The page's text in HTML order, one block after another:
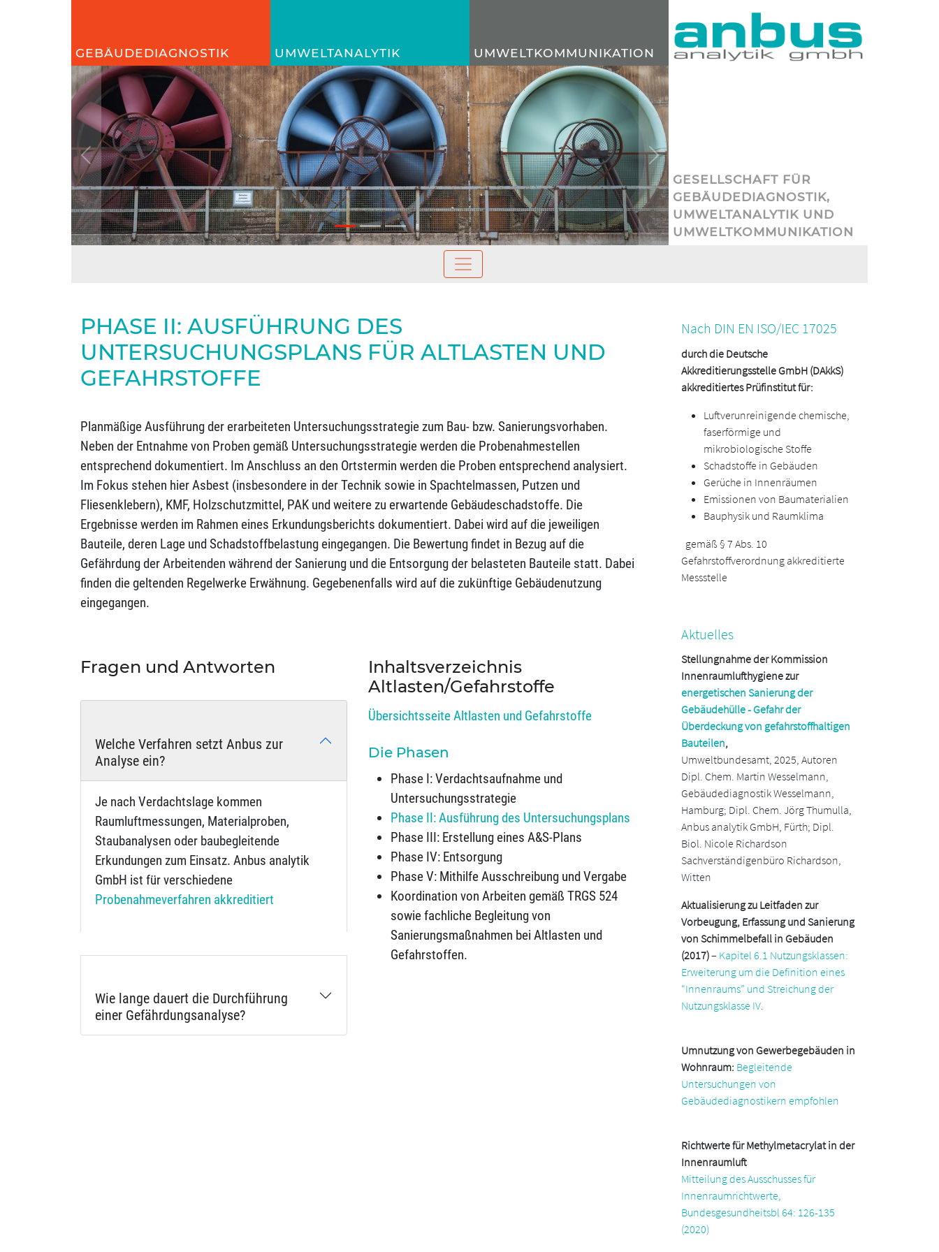
GEBÄUDEDIAGNOSTIK UMWELTANALYTIK UMWELTKOMMUNIKATION
Previous Next
GESELLSCHAFT FÜR
GEBÄUDEDIAGNOSTIK,
UMWELTANALYTIK UND
UMWELTKOMMUNIKATION
PHASE II: AUSFÜHRUNG DES
UNTERSUCHUNGSPLANS FÜR ALTLASTEN UND
GEFAHRSTOFFE
Planmäßige Ausführung der erarbeiteten Untersuchungsstrategie zum Bau- bzw. Sanierungsvorhaben.
Neben der Entnahme von Proben gemäß Untersuchungsstrategie werden die Probenahmestellen
entsprechend dokumentiert. Im Anschluss an den Ortstermin werden die Proben entsprechend analysiert.
Im Fokus stehen hier Asbest (insbesondere in der Technik sowie in Spachtelmassen, Putzen und
Fliesenklebern), KMF, Holzschutzmittel, PAK und weitere zu erwartende Gebäudeschadstoffe. Die
Ergebnisse werden im Rahmen eines Erkundungsberichts dokumentiert. Dabei wird auf die jeweiligen
Bauteile, deren Lage und Schadstoffbelastung eingegangen. Die Bewertung findet in Bezug auf die
Gefährdung der Arbeitenden während der Sanierung und die Entsorgung der belasteten Bauteile statt. Dabei
finden die geltenden Regelwerke Erwähnung. Gegebenenfalls wird auf die zukünftige Gebäudenutzung
eingegangen.
Fragen und Antworten
Welche Verfahren setzt Anbus zur
Analyse ein?
Je nach Verdachtslage kommen
Raumluftmessungen, Materialproben,
Staubanalysen oder baubegleitende
Erkundungen zum Einsatz. Anbus analytik
GmbH ist für verschiedene
Probenahmeverfahren akkreditiert
Wie lange dauert die Durchführung
einer Gefährdungsanalyse?
Inhaltsverzeichnis
Altlasten/Gefahrstoffe
Übersichtsseite Altlasten und Gefahrstoffe
Die Phasen
Phase I: Verdachtsaufnahme und
Untersuchungsstrategie
Phase II: Ausführung des Untersuchungsplans
Phase III: Erstellung eines A&S-Plans
Phase IV: Entsorgung
Phase V: Mithilfe Ausschreibung und Vergabe
Koordination von Arbeiten gemäß TRGS 524
sowie fachliche Begleitung von
Sanierungsmaßnahmen bei Altlasten und
Gefahrstoffen.
Nach DIN EN ISO/IEC 17025
durch die Deutsche
Akkreditierungsstelle GmbH (DAkkS)
akkreditiertes Prüfinstitut für:
L uftverunreinigende chemische,
faserförmige und
mikrobiologische Stoffe
Schadstoffe in Gebäuden
Gerüche in Innenräumen
Emissionen von Baumaterialien
Bauphysik und Raumklima
gemäß § 7 Abs. 10
Gefahrstoffverordnung akkreditierte
Messstelle
Aktuelles
Stellungnahme der Kommission
Innenraumlufthygiene zur
energetischen Sanierung der
Gebäudehülle - Gefahr der
Überdeckung von gefahrstoffhaltigen
Bauteilen,
Umweltbundesamt, 2025, Autoren
Dipl. Chem. Martin Wesselmann,
Gebäudediagnostik Wesselmann,
Hamburg; Dipl. Chem. Jörg Thumulla,
Anbus analytik GmbH, Fürth; Dipl.
Biol. Nicole Richardson
Sachverständigenbüro Richardson,
Witten
Aktualisierung zu Leitfaden zur
Vorbeugung, Erfassung und Sanierung
von Schimmelbefall in Gebäuden
(2017)– Kapitel 6.1 Nutzungsklassen:
Erweiterung um die Definition eines
“Innenraums” und Streichung der
Nutzungsklasse IV.
Umnutzung von Gewerbegebäuden in
Wohnraum: Begleitende
Untersuchungen von
Gebäudediagnostikern empfohlen
Richtwerte für Methylmetacrylat in der
Innenraumluft
Mitteilung des Ausschusses für
Innenraumrichtwerte,
Bundesgesundheitsbl 64: 126-135
(2020)